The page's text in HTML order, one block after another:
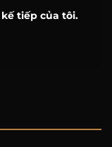
tiếp của tôi.